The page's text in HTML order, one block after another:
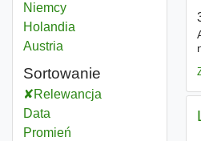
Niemcy
Holandia
Austria
Sortowanie
Relewancja
Data
Promień